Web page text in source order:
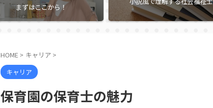
まずはここから！
HOME > キャリア >
キャリア
保育園の保育士の魅力